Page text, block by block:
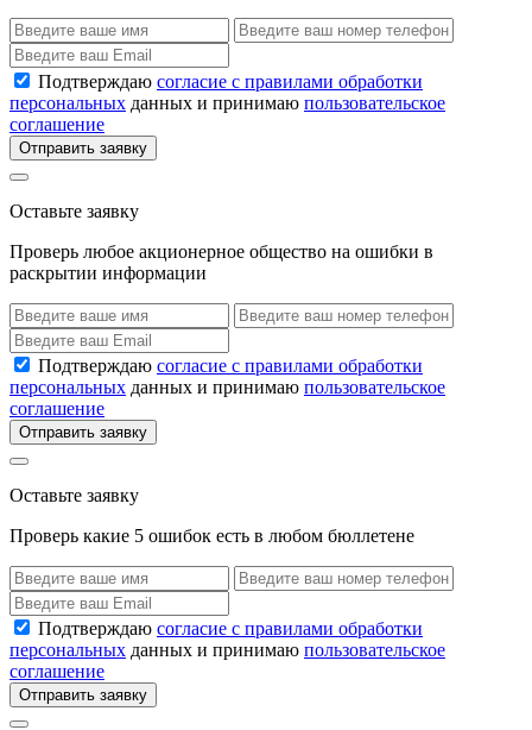
Подтверждаю согласие с правилами обработки
персональных данных и принимаю пользовательское
соглашение
Отправить заявку
Оставьте заявку
Проверь любое акционерное общество на ошибки в
раскрытии информации
Подтверждаю согласие с правилами обработки
персональных данных и принимаю пользовательское
соглашение
Отправить заявку
Оставьте заявку
Проверь какие 5 ошибок есть в любом бюллетене
Подтверждаю согласие с правилами обработки
персональных данных и принимаю пользовательское
соглашение
Отправить заявку